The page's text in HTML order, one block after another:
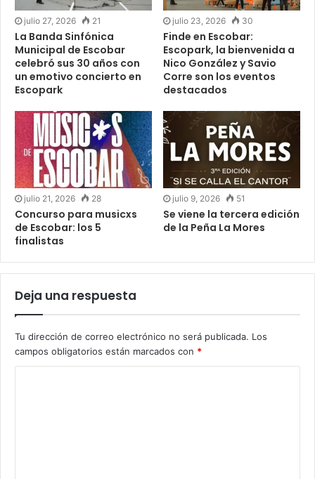
julio 27, 2026 21
La Banda Sinfónica
Municipal de Escobar
celebró sus 30 años con
un emotivo concierto en
Escopark
julio 23, 2026 30
Finde en Escobar:
Escopark, la bienvenida a
Nico González y Savio
Corre son los eventos
destacados
julio 21, 2026 28
Concurso para musicxs
de Escobar: los 5
finalistas
julio 9, 2026 51
Se viene la tercera edición
de la Peña La Mores
Deja una respuesta
Tu dirección de correo electrónico no será publicada. Los
campos obligatorios están marcados con *